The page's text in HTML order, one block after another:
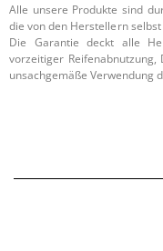
Alle unsere Produkte sind
die von den Herstellern
Die Garantie deckt alle
vorzeitiger
unsachgemäße Verwendung